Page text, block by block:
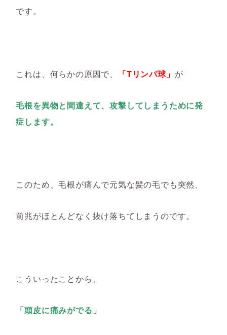
です。
これは、何らかの原因で、 「Tリンパ球」 が
毛根を異物と間違えて、攻撃してしまうために発
症します。
このため、毛根が痛んで元気な髪の毛でも突然、
前兆がほとんどなく抜け落ちてしまうのです。
こういったことから、
「頭皮に痛みがでる」